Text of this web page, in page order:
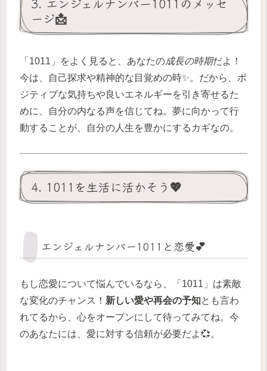
ージ📩
「1011」をよく見ると、あなたの成長の時期だよ！
今は、自己探求や精神的な目覚めの時✨。だから、ポ
ジティブな気持ちや良いエネルギーを引き寄せるた
めに、自分の内なる声を信じてね。夢に向かって行
動することが、自分の人生を豊かにするカギなの。
4. 1011を生活に活かそう💖
エンジェルナンバー1011と恋愛💕
もし恋愛について悩んでいるなら、「1011」は素敵
な変化のチャンス！ 新しい愛や再会の予知とも言わ
れてるから、心をオープンにして待ってみてね。今
のあなたには、愛に対する信頼が必要だよ💞。